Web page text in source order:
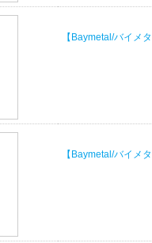
【Baymetal/バイメ
【Baymetal/バイメ